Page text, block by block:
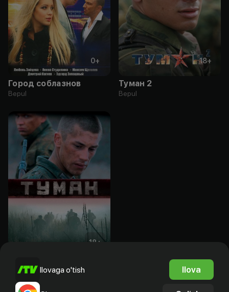
0+
Город соблазнов
Bepul
18+
Туман 2
Bepul
18 +
Туман
Bepul
Ilovaga o'tish Ilova